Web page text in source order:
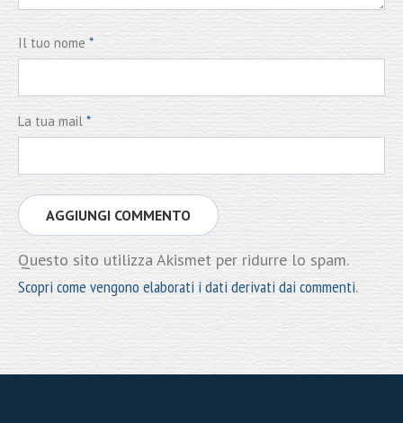
Il tuo nome *
La tua mail *
Questo sito utilizza Akismet per ridurre lo spam.
Scopri come vengono elaborati i dati derivati dai commenti.